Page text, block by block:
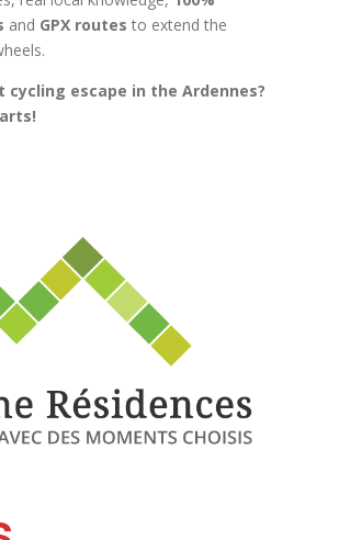
and GPX routes to extend the
cycling escape in the Ardennes?